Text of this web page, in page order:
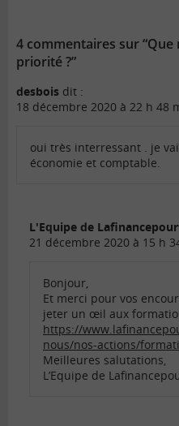
4 commentaires sur
priorité ?”
desbois dit :
18 décembre 2020 à 22 h 48
oui très interressant . je
économie et comptable.
L'Equipe de
21 décembre 2020 à 15 h
Bonjour,
Et merci pour vos
jeter un œil aux
https://
nous/nos-actions/
Meilleures salutations,
L’Equipe de